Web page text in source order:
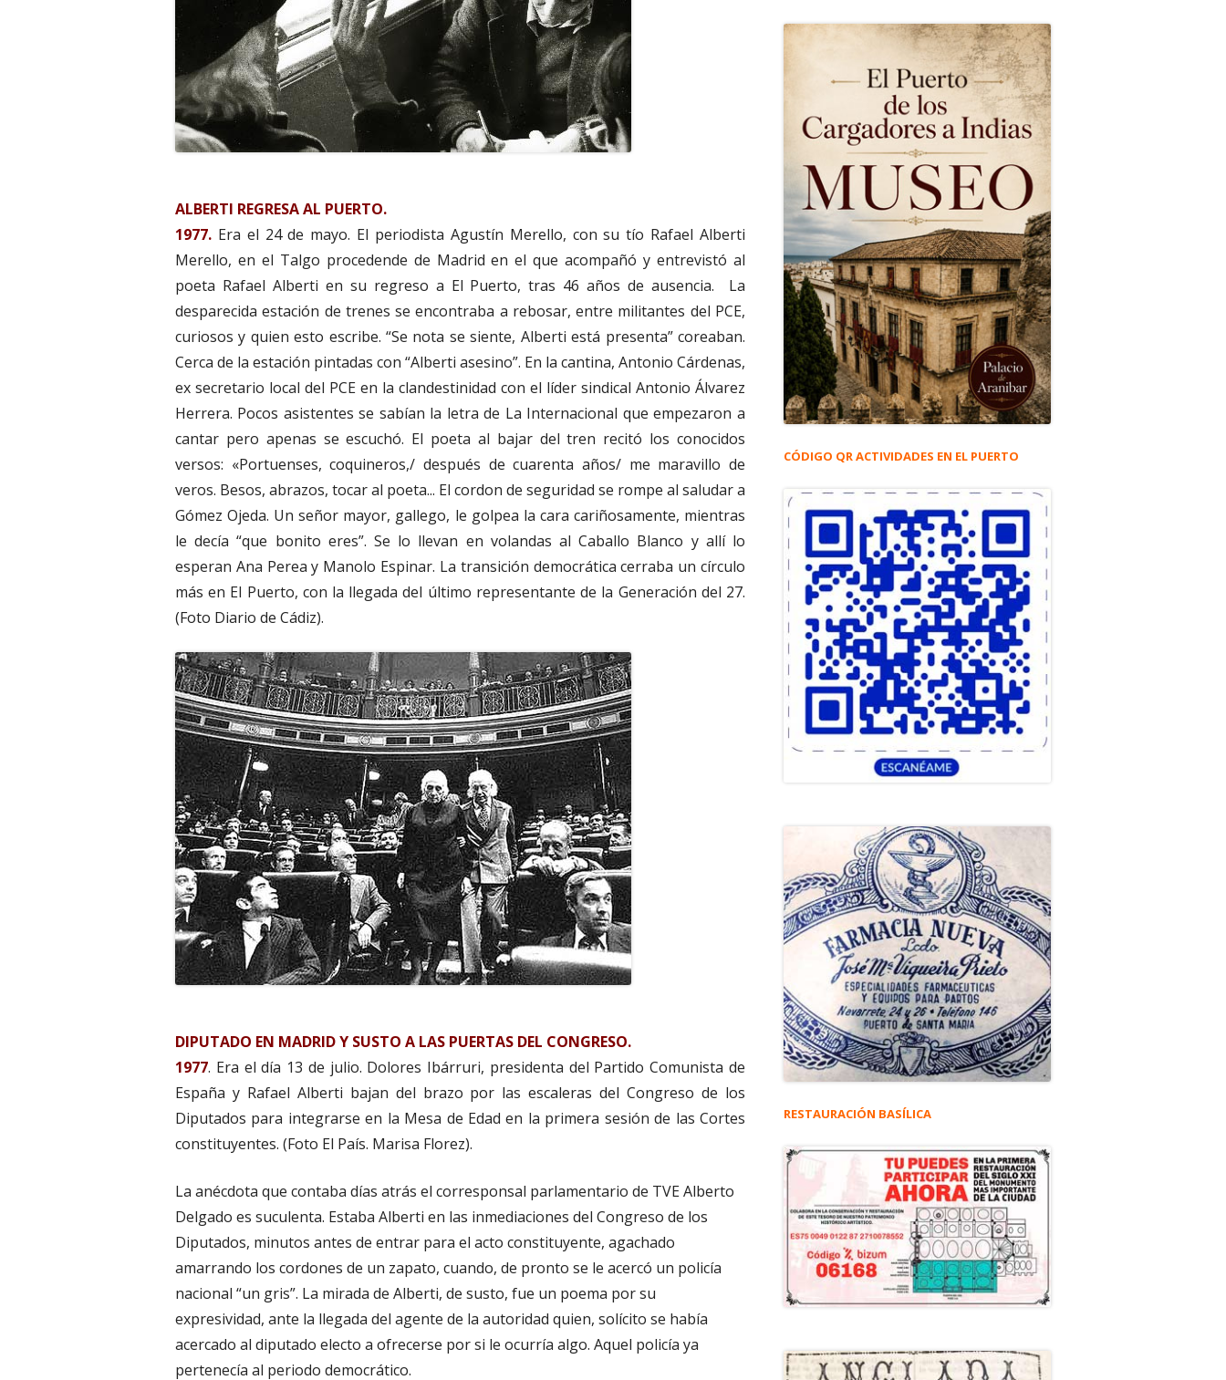
ALBERTI REGRESA AL PUERTO.
1977. Era el 24 de mayo. El periodista Agustín Merello, con su tío Rafael Alberti
Merello, en el Talgo procedende de Madrid en el que acompañó y entrevistó al
poeta Rafael Alberti en su regreso a El Puerto, tras 46 años de ausencia. La
desparecida estación de trenes se encontraba a rebosar, entre militantes del PCE,
curiosos y quien esto escribe. “Se nota se siente, Alberti está presenta” coreaban.
Cerca de la estación pintadas con “Alberti asesino”. En la cantina, Antonio Cárdenas,
ex secretario local del PCE en la clandestinidad con el líder sindical Antonio Álvarez
Herrera. Pocos asistentes se sabían la letra de La Internacional que empezaron a
cantar pero apenas se escuchó. El poeta al bajar del tren recitó los conocidos
versos: «Portuenses, coquineros,/ después de cuarenta años/ me maravillo de
veros. Besos, abrazos, tocar al poeta... El cordon de seguridad se rompe al saludar a
Gómez Ojeda. Un señor mayor, gallego, le golpea la cara cariñosamente, mientras
le decía “que bonito eres”. Se lo llevan en volandas al Caballo Blanco y allí lo
esperan Ana Perea y Manolo Espinar. La transición democrática cerraba un círculo
más en El Puerto, con la llegada del último representante de la Generación del 27.
(Foto Diario de Cádiz).
DIPUTADO EN MADRID Y SUSTO A LAS PUERTAS DEL CONGRESO.
1977. Era el día 13 de julio. Dolores Ibárruri, presidenta del Partido Comunista de
España y Rafael Alberti bajan del brazo por las escaleras del Congreso de los
Diputados para integrarse en la Mesa de Edad en la primera sesión de las Cortes
constituyentes. (Foto El País. Marisa Florez).
La anécdota que contaba días atrás el corresponsal parlamentario de TVE Alberto
Delgado es suculenta. Estaba Alberti en las inmediaciones del Congreso de los
Diputados, minutos antes de entrar para el acto constituyente, agachado
amarrando los cordones de un zapato, cuando, de pronto se le acercó un policía
nacional “un gris”. La mirada de Alberti, de susto, fue un poema por su
expresividad, ante la llegada del agente de la autoridad quien, solícito se había
acercado al diputado electo a ofrecerse por si le ocurría algo. Aquel policía ya
pertenecía al periodo democrático.
CÓDIGO QR ACTIVIDADES EN EL PUERTO
RESTAURACIÓN BASÍLICA